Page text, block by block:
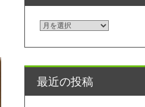
ア
イ
ブ
最近の投稿